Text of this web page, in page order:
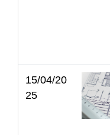
15/04/20
25